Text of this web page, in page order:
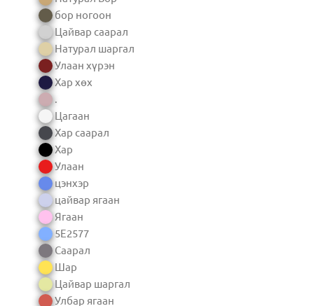
бор ногоон
Цайвар саарал
Натурал шаргал
Улаан хүрэн
Хар хөх
.
Цагаан
Хар саарал
Хар
Улаан
цэнхэр
цайвар ягаан
Ягаан
5E2577
Саарал
Шар
Цайвар шаргал
Улбар ягаан